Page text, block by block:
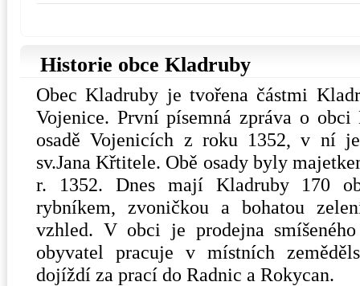
Historie obce Kladruby
Obec Kladruby je tvořena částmi
Vojenice. První písemná zpráva o
osadě Vojenicích z roku 1352, v ní
sv.Jana Křtitele. Obě osady byly
r. 1352. Dnes mají Kladruby 170
rybníkem, zvoničkou a bohatou
vzhled. V obci je prodejna
obyvatel pracuje v místních
dojíždí za prací do Radnic a Rokycan.